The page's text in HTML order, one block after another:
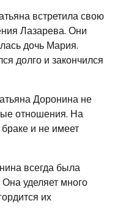
встретила свою
Лазарева. Они
дочь Мария.
долго и закончился
Доронина не
отношения. На
и не имеет
всегда была
уделяет много
их